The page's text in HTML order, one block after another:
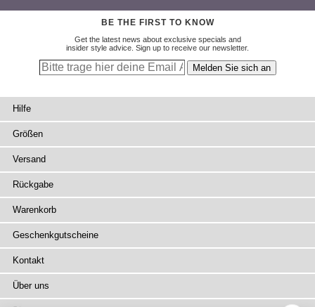
BE THE FIRST TO KNOW
Get the latest news about exclusive specials and
insider style advice. Sign up to receive our newsletter.
Hilfe
Größen
Versand
Rückgabe
Warenkorb
Geschenkgutscheine
Kontakt
Über uns